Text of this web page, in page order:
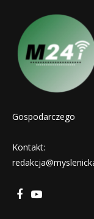
Gospodarczego
Kontakt: